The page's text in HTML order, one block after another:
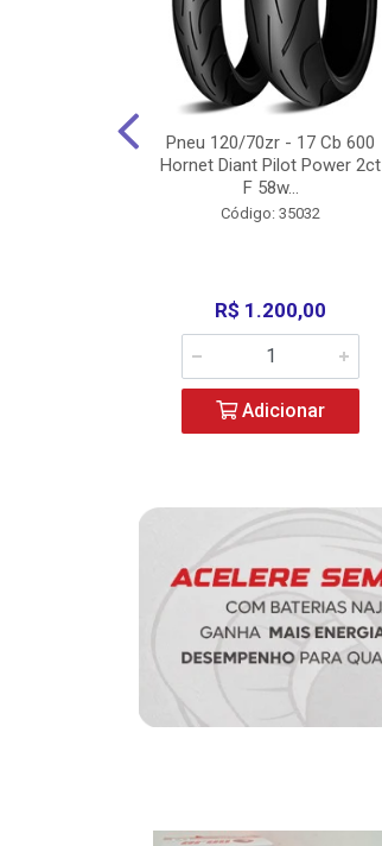
Pneu 120/70zr - 17 Cb 600
Hornet Diant Pilot Power 2ct
F 58w...
Código: 35032
R$ 1.200,00
Adicionar